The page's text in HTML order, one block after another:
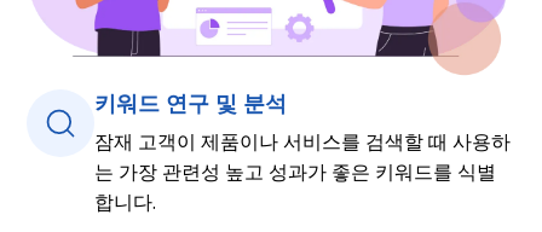
키워드 연구 및 분석
잠재 고객이 제품이나 서비스를 검색할 때 사용하
는 가장 관련성 높고 성과가 좋은 키워드를 식별
합니다.